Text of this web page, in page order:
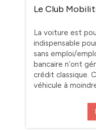
Le Club
La voiture est
indispensable
sans emploi/
bancaire n’ont
crédit classique.
véhicule à